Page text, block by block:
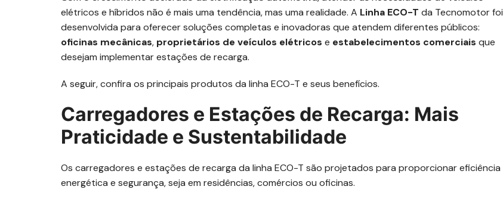
elétricos e híbridos não é mais uma tendência, mas uma realidade. A Linha ECO-T da Tecnomotor foi
desenvolvida para oferecer soluções completas e inovadoras que atendem diferentes públicos:
oficinas mecânicas, proprietários de veículos elétricos e estabelecimentos comerciais que
desejam implementar estações de recarga.
A seguir, confira os principais produtos da linha ECO-T e seus benefícios.
Carregadores e Estações de Recarga: Mais
Praticidade e Sustentabilidade
Os carregadores e estações de recarga da linha ECO-T são projetados para proporcionar eficiência
energética e segurança, seja em residências, comércios ou oficinas.